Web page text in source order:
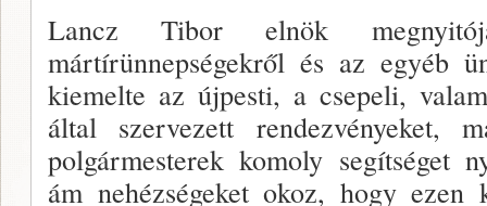
Lancz Tibor elnök
mártírünnepségekről és az egyéb
kiemelte az újpesti, a csepeli,
által szer­vezett rendezvényeket,
polgármesterek komoly segítséget
ám nehézségeket okoz, hogy ezen